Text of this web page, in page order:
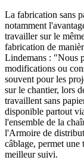
La fabrication sans
notamment
travailler sur le
fabrication de
Lindemans : "Nous
modifications ou
souvent pour les
sur le chantier, lors
travaillent sans
disponible partout
l'ensemble de la
l'Armoire de
câblage, permet une
meilleur suivi.